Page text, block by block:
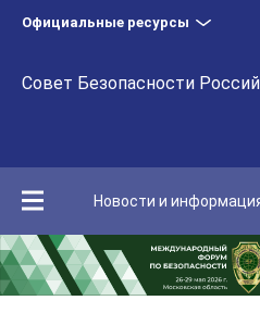
Официальные ресурсы
Совет Безопасности
Новости и